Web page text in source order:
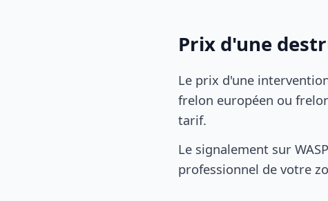
Prix d'une
Le prix d'une
frelon européen ou
tarif.
Le signalement sur
professionnel de votre